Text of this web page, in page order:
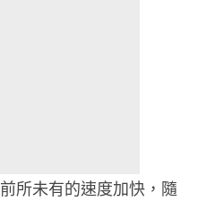
所未有的速度加快，隨